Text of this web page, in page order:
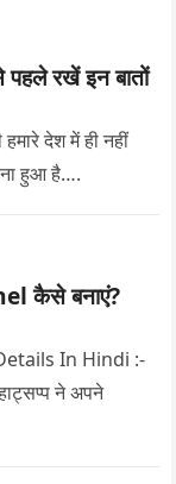
रखें इन बातों
देश में ही नहीं
हुआ है….
कैसे बनाएं?
In Hindi :-
ने अपने